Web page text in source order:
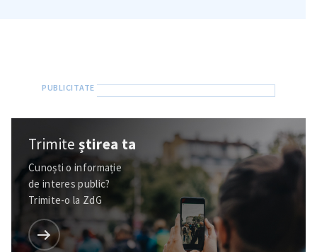
Trimiteștirea ta
Cunoști o informație
de interes public?
Trimite-o la ZdG